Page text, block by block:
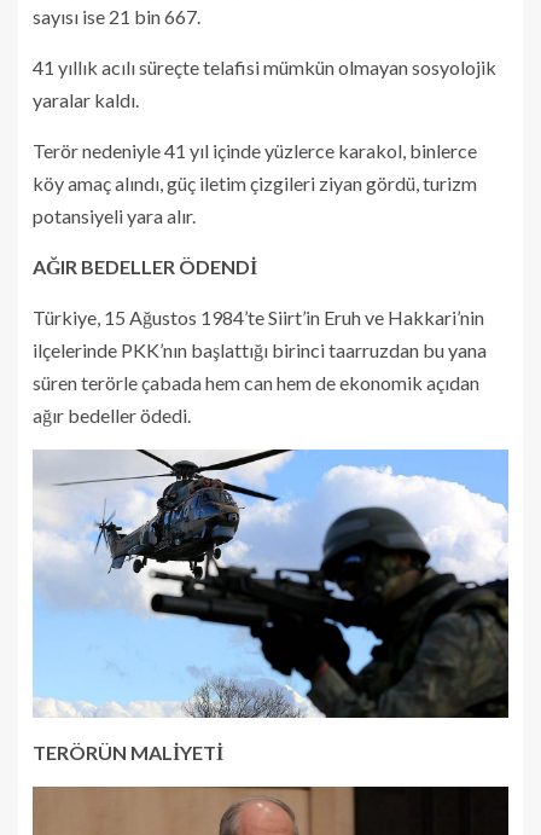
sayısı ise 21 bin 667.
41 yıllık acılı süreçte telafisi mümkün olmayan sosyolojik
yaralar kaldı.
Terör nedeniyle 41 yıl içinde yüzlerce karakol, binlerce
köy amaç alındı, güç iletim çizgileri ziyan gördü, turizm
potansiyeli yara alır.
AĞIR BEDELLER ÖDENDİ
Türkiye, 15 Ağustos 1984’te Siirt’in Eruh ve Hakkari’nin
ilçelerinde PKK’nın başlattığı birinci taarruzdan bu yana
süren terörle çabada hem can hem de ekonomik açıdan
ağır bedeller ödedi.
TERÖRÜN MALİYETİ